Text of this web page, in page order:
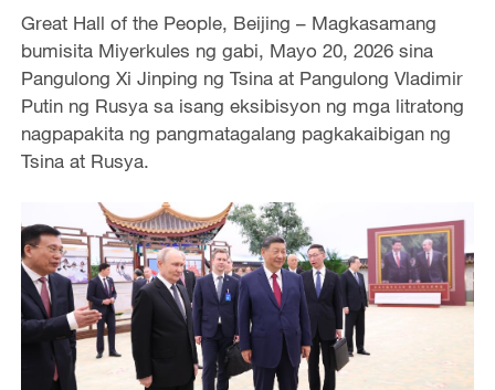
Great Hall of the People, Beijing – Magkasamang
bumisita Miyerkules ng gabi, Mayo 20, 2026 sina
Pangulong Xi Jinping ng Tsina at Pangulong Vladimir
Putin ng Rusya sa isang eksibisyon ng mga litratong
nagpapakita ng pangmatagalang pagkakaibigan ng
Tsina at Rusya.